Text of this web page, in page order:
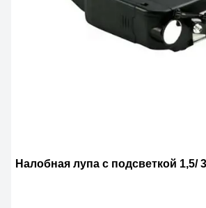
Налобная лупа с подсветкой 1,5/